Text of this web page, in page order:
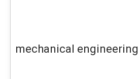
mechanical engineering